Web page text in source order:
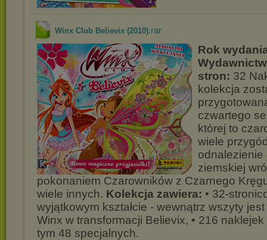
Winx Club Believix (2010).rar
Rok
stron: 32
kolekcja
czwartego
której to
wiele
odnalezienie
ziemskiej
pokonaniem Czarowników z Czarnego
wiele innych. Kolekcja zawiera: • 32-
wyjątkowym kształcie - wewnątrz wszyty
Winx w transformacji Believix, • 216
tym 48 specjalnych.